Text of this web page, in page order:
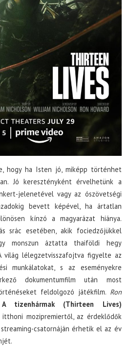
hogy ha Isten jó, miképp történhet
Jó keresztényként érvelhetünk a
jelenetével vagy az ószövetségi
bevett képével, ha ártatlan
kínzó a magyarázat hiánya.
srác esetében, akik fociedzőjükkel
monszun áztatta thaiföldi hegy
világ lélegzetvisszafojtva figyelte az
munkálatokat, s az eseményekre
dokumentumfilm után most
feldolgozó játékfilm. Ron
A tizenhármak (Thirteen Lives)
mozipremiertől, az érdeklődők
csatornáján érhetik el az év